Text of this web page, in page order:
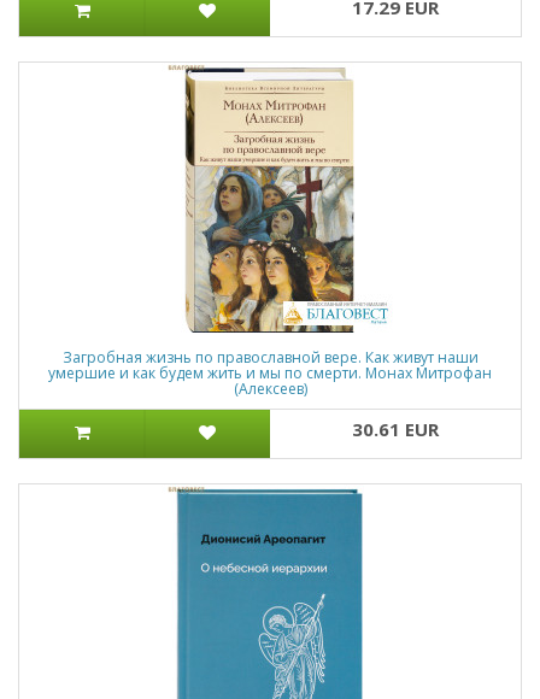
17.29 EUR
Загробная жизнь по православной вере. Как живут наши
умершие и как будем жить и мы по смерти. Монах Митрофан
(Алексеев)
30.61 EUR